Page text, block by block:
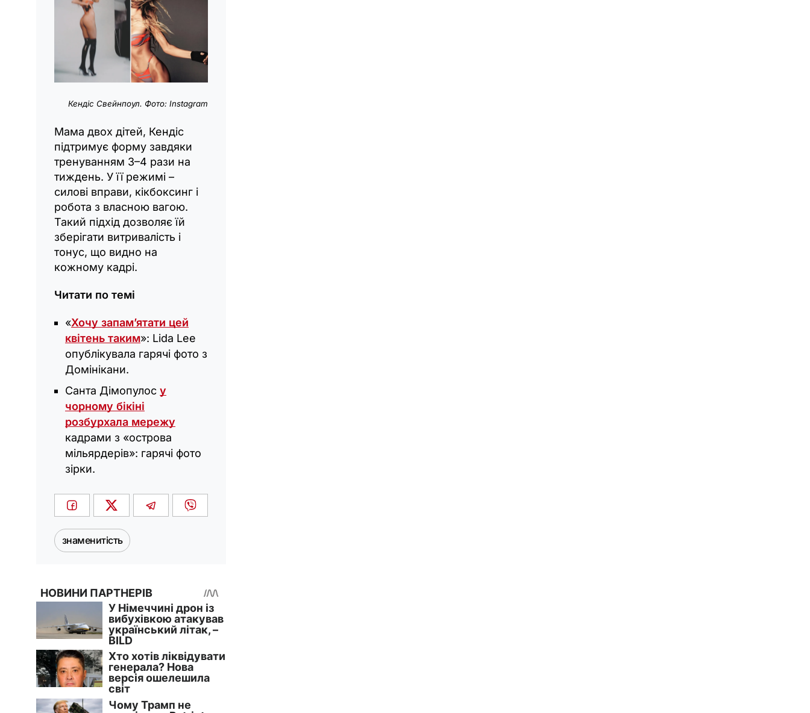
Кендіс Свейнпоул. Фото: Instagram
Мама двох дітей, Кендіс
підтримує форму завдяки
тренуванням 3–4 рази на
тиждень. У її режимі –
силові вправи, кікбоксинг і
робота з власною вагою.
Такий підхід дозволяє їй
зберігати витривалість і
тонус, що видно на
кожному кадрі.
Читати по темі
«Хочу запам’ятати цей
квітень таким»: Lida Lee
опублікувала гарячі фото з
Домінікани.
Санта Дімопулос у
чорному бікіні
розбурхала мережу
кадрами з «острова
мільярдерів»: гарячі фото
зірки.
знаменитість